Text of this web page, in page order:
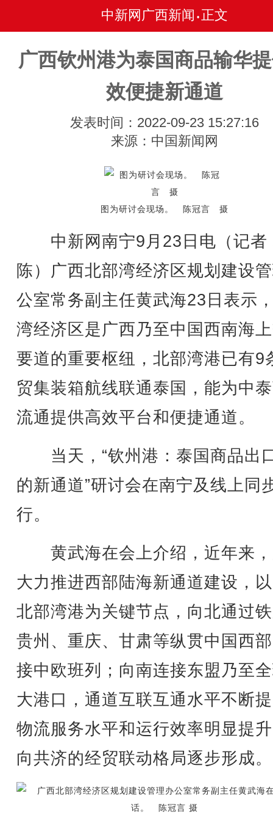
中新网广西新闻 • 正文
广西钦州港为泰国商品输华
效便捷新通道
发表时间：2022-09-23 15:27:16
来源：中国新闻网
图为研讨会现场。 陈冠言 摄
中新网南宁9月23日电（记者
陈）广西北部湾经济区规划建设
公室常务副主任黄武海23日表示
湾经济区是广西乃至中国西南海
要道的重要枢纽，北部湾港已有9
贸集装箱航线联通泰国，能为中
流通提供高效平台和便捷通道。
当天，“钦州港：泰国商品出
的新通道”研讨会在南宁及线上同
行。
黄武海在会上介绍，近年来
大力推进西部陆海新通道建设，
北部湾港为关键节点，向北通过
贵州、重庆、甘肃等纵贯中国西
接中欧班列；向南连接东盟乃至
大港口，通道互联互通水平不断
物流服务水平和运行效率明显提
向共济的经贸联动格局逐步形成。